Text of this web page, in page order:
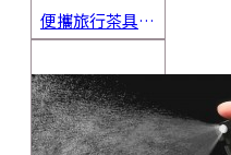
便攜旅行茶具組 茶杯 茶壺 陶瓷杯 泡茶組 茶具套裝 伴手禮 禮盒 禮品